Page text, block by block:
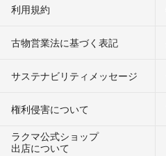
利用規約
古物営業法に基づく表記
サステナビリティメッセージ
権利侵害について
ラクマ公式ショップ
出店について